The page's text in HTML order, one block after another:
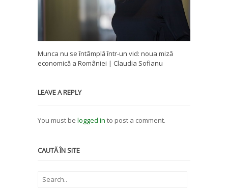
Munca nu se întâmplă într-un vid: noua miză
economică a României | Claudia Sofianu
LEAVE A REPLY
You must be logged in to post a comment.
CAUTĂ ÎN SITE